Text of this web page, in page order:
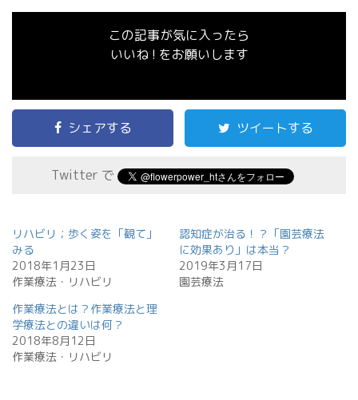
この記事が気に入ったら
いいね ! をお願いします
シェアする ツイートする
Twitter で
リハビリ；歩く姿を「観て」
みる
2018年1月23日
作業療法・リハビリ
認知症が治る！？「園芸療法
に効果あり」は本当？
2019年3月17日
園芸療法
作業療法とは？作業療法と理
学療法との違いは何？
2018年8月12日
作業療法・リハビリ